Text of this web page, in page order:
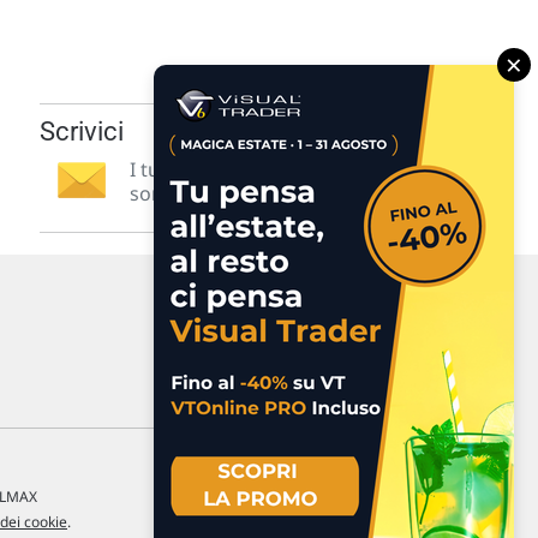
Scrivici
I tuoi suggerimenti per noi
sono preziosi e molto utili! »
cookie.
×